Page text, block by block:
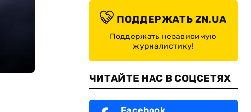
ПОДДЕРЖАТЬ ZN.UA
Поддержать независимую
журналистику!
ЧИТАЙТЕ НАС В СОЦСЕТЯХ